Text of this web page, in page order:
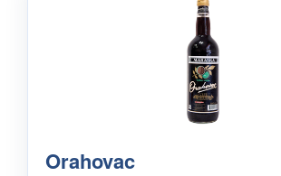
Orahovac